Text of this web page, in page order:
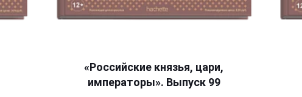
«Российские князья, цари,
императоры». Выпуск 99